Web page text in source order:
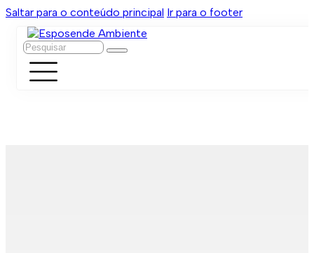
Saltar para o conteúdo principal Ir para o footer
Pesquisar